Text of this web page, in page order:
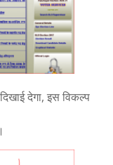
देगा, इस विकल्प